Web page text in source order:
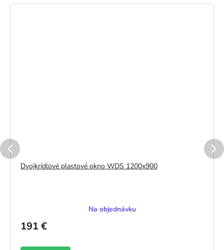
Dvojkrídlové plastové okno WDS 1200x900
Na objednávku
191 €